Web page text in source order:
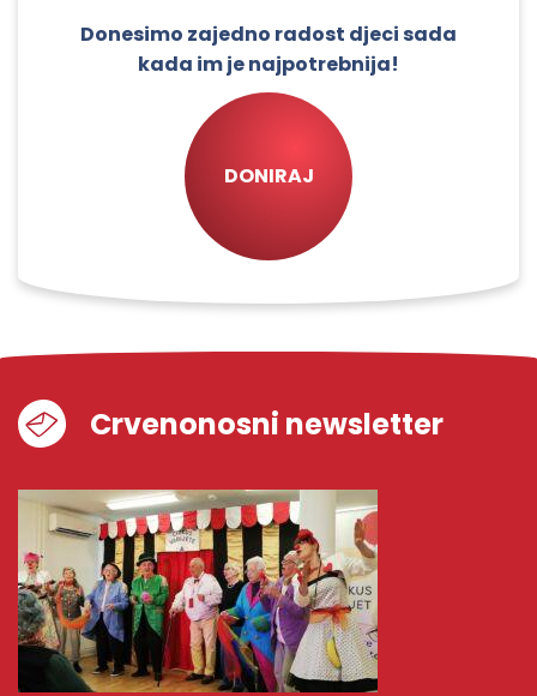
Donesimo zajedno radost djeci sada
kada im je najpotrebnija!
DONIRAJ
Crvenonosni newsletter